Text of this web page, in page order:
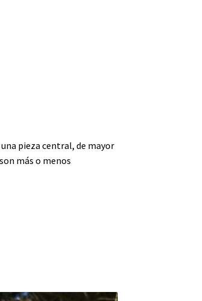
pieza central, de mayor
más o menos